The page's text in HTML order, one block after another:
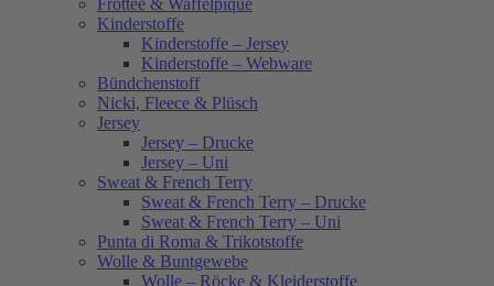
Frottee & Waffelpiqué
Kinderstoffe
Kinderstoffe – Jersey
Kinderstoffe – Webware
Bündchenstoff
Nicki, Fleece & Plüsch
Jersey
Jersey – Drucke
Jersey – Uni
Sweat & French Terry
Sweat & French Terry – Drucke
Sweat & French Terry – Uni
Punta di Roma & Trikotstoffe
Wolle & Buntgewebe
Wolle – Röcke & Kleiderstoffe